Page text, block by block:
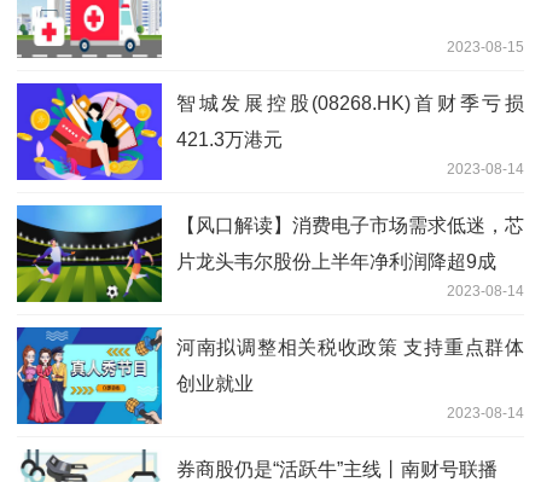
2023-08-15
智城发展控股(08268.HK)首财季亏损
421.3万港元
2023-08-14
【风口解读】消费电子市场需求低迷，芯
片龙头韦尔股份上半年净利润降超9成
2023-08-14
河南拟调整相关税收政策 支持重点群体
创业就业
2023-08-14
券商股仍是“活跃牛”主线丨南财号联播